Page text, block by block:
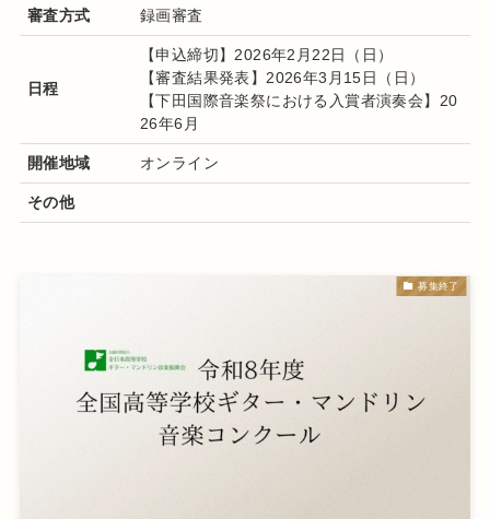
審査方式 録画審査
日程
【申込締切】2026年2月22日（日）
【審査結果発表】2026年3月15日（日）
【下田国際音楽祭における入賞者演奏会】20
26年6月
開催地域 オンライン
その他
募集終了